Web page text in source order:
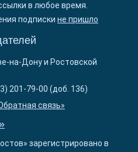
в любое время.
подписки не пришло
на-Дону и Ростовской
201-79-00 (доб. 136)
связь»
зарегистрировано в